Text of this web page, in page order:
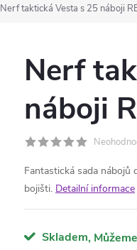
Nerf taktická Vesta s 25 náboji
Nerf
náboji
Fantastická sada nábojů
bojišti. Detailní informace
Skladem